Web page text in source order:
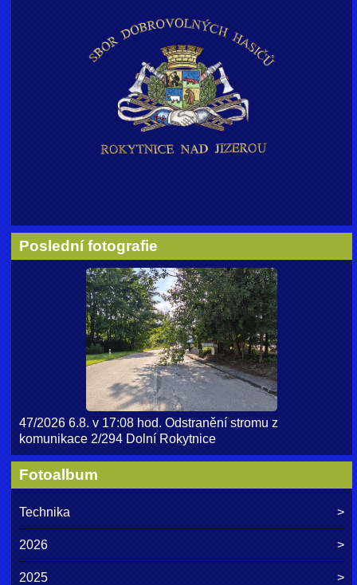
Poslední fotografie
47/2026 6.8. v 17:08 hod. Odstranění stromu z
komunikace 2/294 Dolní Rokytnice
Fotoalbum
Technika
2026
2025